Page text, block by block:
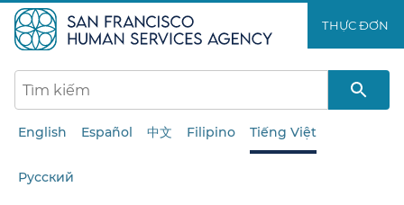
đến
nội
dung
THỰC ĐƠN​​
English Español 中文 Filipino Tiếng Việt
Русский